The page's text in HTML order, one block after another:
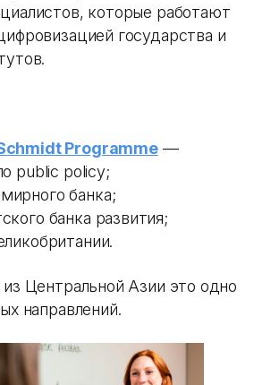
которые работают
государства и
Programme—
public policy;
банка;
банка развития;
Центральной Азии это одно
направлений.